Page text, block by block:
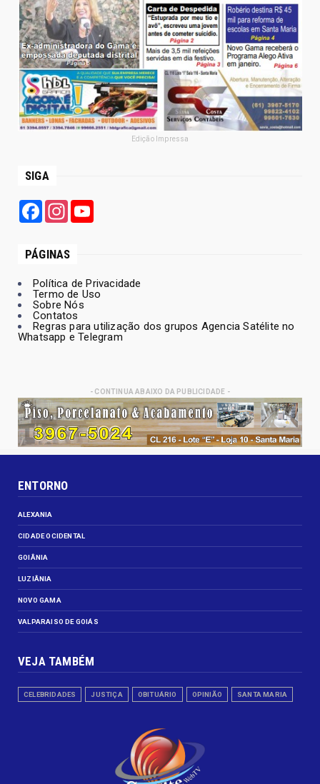
Edição Impressa
SIGA
FacebookInstagram
PÁGINAS
Política de Privacidade
Termo de Uso
Sobre Nós
Contatos
Regras para utilização dos grupos Agencia Satélite no
Whatsapp e Telegram
- CONTINUA ABAIXO DA PUBLICIDADE -
ENTORNO
ALEXANIA
CIDADE OCIDENTAL
GOIÂNIA
LUZIÂNIA
NOVO GAMA
VALPARAISO DE GOIÁS
VEJA TAMBÉM
CELEBRIDADES JUSTIÇA OBITUÁRIO OPINIÃO SANTA MARIA